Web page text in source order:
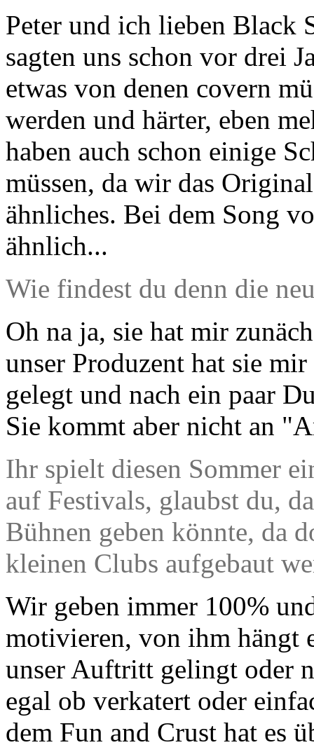
Peter und ich lieben Black
sagten uns schon vor drei
etwas von denen covern
werden und härter, eben
haben auch schon einige
müssen, da wir das
ähnliches. Bei dem Song
ähnlich...
Wie findest du denn die
Oh na ja, sie hat mir
unser Produzent hat sie
gelegt und nach ein paar
Sie kommt aber nicht an
Ihr spielt diesen Sommer
auf Festivals, glaubst du,
Bühnen geben könnte, da
kleinen Clubs aufgebaut
Wir geben immer 100%
motivieren, von ihm hängt
unser Auftritt gelingt oder
egal ob verkatert oder
dem Fun and Crust hat es